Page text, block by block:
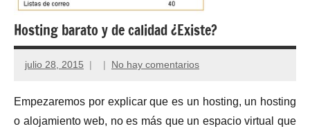
Hosting barato y de calidad ¿Existe?
julio 28, 2015 No hay comentarios
Empezaremos por explicar que es un hosting, un hosting
o alojamiento web, no es más que un espacio virtual que